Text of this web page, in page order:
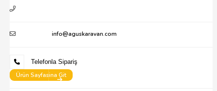
info@aguskaravan.com
Telefonla Sipariş
Ürün Sayfasina Git